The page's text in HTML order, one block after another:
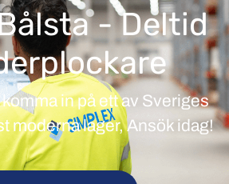
- Deltid
in på ett av Sveriges
moderna lager, Ansök idag!